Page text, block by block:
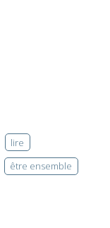
lire
être ensemble